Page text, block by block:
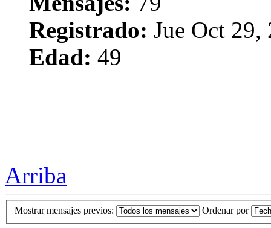
Registrado: Jue Oct 29,
Edad: 49
Arriba
Mostrar mensajes previos: Ordenar por